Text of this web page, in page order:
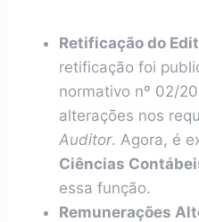
Retificação do
retificação foi
normativo nº 02/
alterações nos
Auditor. Agora, é
Ciências
essa função.
Remunerações